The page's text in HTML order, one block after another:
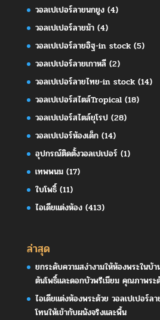
วอลเปเปอร์ลายนกยูง(4)
วอลเปเปอร์ลายม้า(4)
วอลเปเปอร์ลายอิฐ-in stock(5)
วอลเปเปอร์ลายเกาหลี(2)
วอลเปเปอร์ลายไทย-in stock(14)
วอลเปเปอร์สไตล์Tropical(18)
วอลเปเปอร์สไตล์ยุโรป(28)
วอลเปเปอร์ห้องเด็ก(14)
อุปกรณ์ติดตั้งวอลเปเปอร์ (1)
เทพพนม(17)
ใบโพธิ์(11)
ไอเดียแต่งห้อง(413)
ล่าสุด
ยกระดับความสง่างามให้ห้องพระใน
ต้นโพธิ์และดอกบัวพรีเมียม คุณภาพระ
ไอเดียแต่งห้องพระด้วย วอลเปเปอร์ล
โทนให้เข้ากับผนังจริงและพื้น